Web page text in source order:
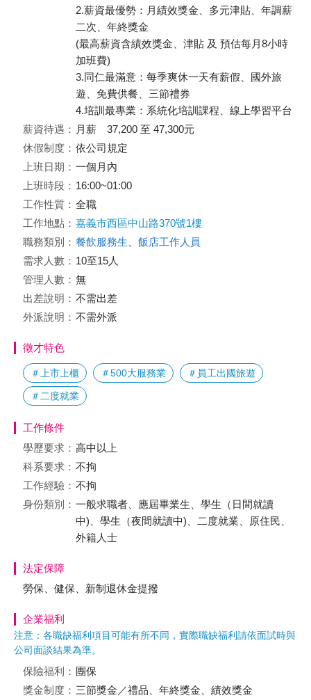
2.薪資最優勢：月績效獎金、多元津貼、年調薪
二次、年終獎金
(最高薪資含績效獎金、津貼 及 預估每月8小時
加班費)
3.同仁最滿意：每季爽休一天有薪假、國外旅
遊、免費供餐、三節禮券
4.培訓最專業：系統化培訓課程、線上學習平台
薪資待遇： 月薪 37,200 至 47,300元
休假制度： 依公司規定
上班日期： 一個月內
上班時段： 16:00~01:00
工作性質： 全職
工作地點： 嘉義市西區中山路370號1樓
職務類別： 餐飲服務生
飯店工作人員
需求人數： 10至15人
管理人數： 無
出差說明： 不需出差
外派說明： 不需外派
徵才特色
＃上市上櫃 ＃500大服務業 ＃員工出國旅遊
＃二度就業
工作條件
學歷要求： 高中以上
科系要求： 不拘
工作經驗： 不拘
身份類別： 一般求職者、應屆畢業生、學生（日間就讀
中)、學生（夜間就讀中)、二度就業、原住民、
外籍人士
法定保障
勞保、健保、新制退休金提撥
企業福利
注意：各職缺福利項目可能有所不同，實際職缺福利請依面試時與
公司面談結果為準。
保險福利： 團保
獎金制度： 三節獎金／禮品、年終獎金、績效獎金